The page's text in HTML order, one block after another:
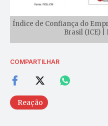
Índice de Confiança do
Brasil (ICE) |
COMPARTILHAR
Reação